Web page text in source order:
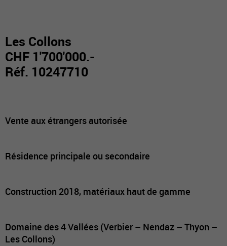
Les Collons
CHF 1'700'000.-
Réf. 10247710
Vente aux étrangers autorisée
Résidence principale ou secondaire
Construction 2018, matériaux haut de gamme
Domaine des 4 Vallées (Verbier – Nendaz – Thyon –
Les Collons)